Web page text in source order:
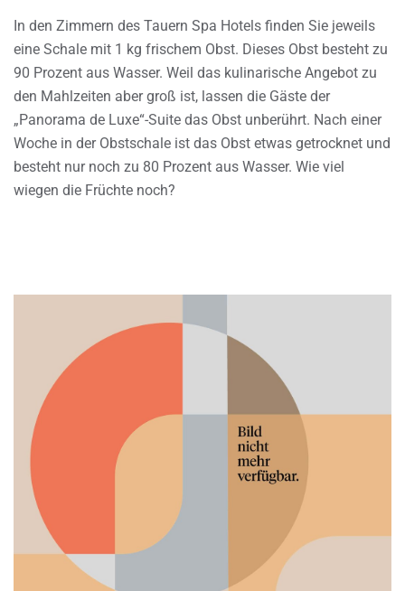
In den Zimmern des Tauern Spa Hotels finden Sie jeweils
eine Schale mit 1 kg frischem Obst. Dieses Obst besteht zu
90 Prozent aus Wasser. Weil das kulinarische Angebot zu
den Mahlzeiten aber groß ist, lassen die Gäste der
„Panorama de Luxe“-Suite das Obst unberührt. Nach einer
Woche in der Obstschale ist das Obst etwas getrocknet und
besteht nur noch zu 80 Prozent aus Wasser. Wie viel
wiegen die Früchte noch?